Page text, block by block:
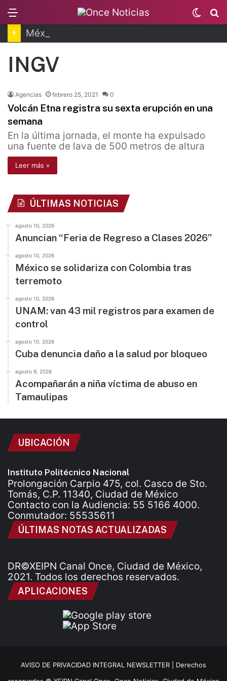
Switch
skin
INGV
Agencias febrero 25, 2021 0
Volcán Etna registra su sexta erupción en una
semana
En la última jornada, el monte ha expulsado
una fuente de lava de 500 metros de altura
Leer más »
ÚLTIMAS NOTICIAS
agosto 10, 2026
Anuncian “Feria de Regreso a Clases 2026”
agosto 10, 2026
México se solidariza con Colombia tras
terremoto
agosto 10, 2026
UNAM: van 43 mil registros para examen de
control
agosto 10, 2026
Cuba denuncia daño a la salud por bloqueo
agosto 9, 2026
Acompañarán a niña víctima de abuso en
Tamaulipas
UBICACIÓN
Instituto Politécnico Nacional
Prolongación Carpio 475, col. Casco de Sto.
Tomás, C.P. 11340, Ciudad de México
Contacto con la Audiencia: 55 5166 4000.
Conmutador: 55535611
ÚLTIMAS NOTAS ACTUALIZADAS
DR©XEIPN Canal Once, Ciudad de México,
2021. Todos los derechos reservados.
APLICACIONES
AVISO DE PRIVACIDAD INTEGRAL NEWSLETTER | Derechos